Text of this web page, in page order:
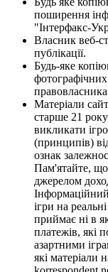
поширення
"Інтерфакс-
Власник веб-
публікації.
Будь-яке
фотографічних
Матеріали
старше 21
викликати
(принципів)
ознак
Пам'ятайте, що
джерелом
ігри на
приймає ні в
платежів, які
азартними
які матеріали